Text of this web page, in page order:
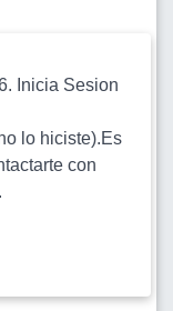
Inicia Sesion
lo hiciste).Es
con